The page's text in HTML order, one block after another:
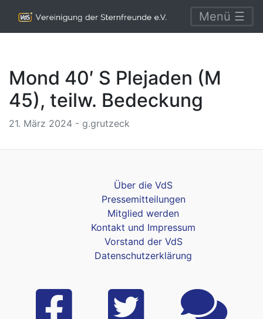
Menü ☰
Mond 40′ S Plejaden (M
45), teilw. Bedeckung
21. März 2024 - g.grutzeck
Über die VdS
Pressemitteilungen
Mitglied werden
Kontakt und Impressum
Vorstand der VdS
Datenschutzerklärung